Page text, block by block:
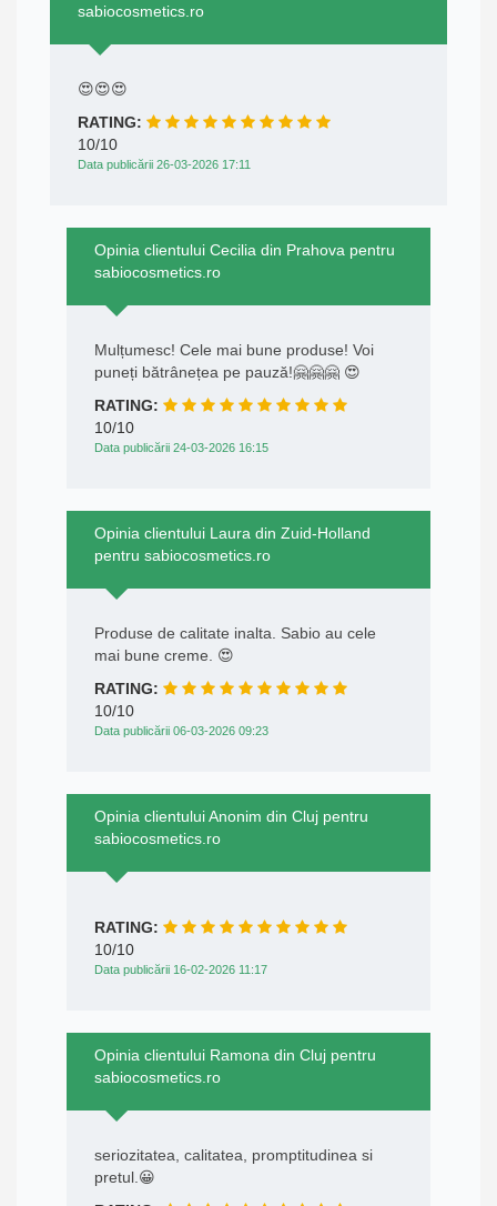
sabiocosmetics.ro
😍😍😍
RATING:
10/10
Data publicării 26-03-2026 17:11
Opinia clientului Cecilia din Prahova pentru
sabiocosmetics.ro
Mulțumesc! Cele mai bune produse! Voi
puneți bătrânețea pe pauză!🤗🤗🤗 😍
RATING:
10/10
Data publicării 24-03-2026 16:15
Opinia clientului Laura din Zuid-Holland
pentru sabiocosmetics.ro
Produse de calitate inalta. Sabio au cele
mai bune creme. 😍
RATING:
10/10
Data publicării 06-03-2026 09:23
Opinia clientului Anonim din Cluj pentru
sabiocosmetics.ro
RATING:
10/10
Data publicării 16-02-2026 11:17
Opinia clientului Ramona din Cluj pentru
sabiocosmetics.ro
seriozitatea, calitatea, promptitudinea si
pretul.😀